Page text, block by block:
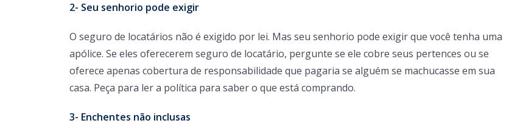
2- Seu senhorio pode exigir
O seguro de locatários não é exigido por lei. Mas seu senhorio pode exigir que você tenha uma
apólice. Se eles oferecerem seguro de locatário, pergunte se ele cobre seus pertences ou se
oferece apenas cobertura de responsabilidade que pagaria se alguém se machucasse em sua
casa. Peça para ler a política para saber o que está comprando.
3- Enchentes não inclusas